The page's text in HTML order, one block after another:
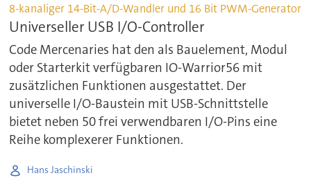
8-kanaliger 14-Bit-A/D-Wandler und 16 Bit PWM-Generator
Universeller USB I/O-Controller
Code Mercenaries hat den als Bauelement, Modul
oder Starterkit verfügbaren IO-Warrior56 mit
zusätzlichen Funktionen ausgestattet. Der
universelle I/O-Baustein mit USB-Schnittstelle
bietet neben 50 frei verwendbaren I/O-Pins eine
Reihe komplexerer Funktionen.
Hans Jaschinski